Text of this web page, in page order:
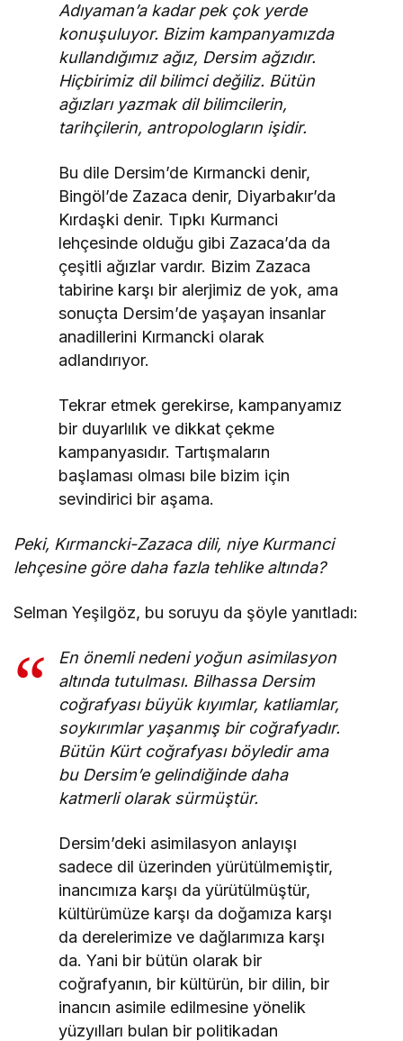
Adıyaman’a kadar pek çok yerde
konuşuluyor. Bizim kampanyamızda
kullandığımız ağız, Dersim ağzıdır.
Hiçbirimiz dil bilimci değiliz. Bütün
ağızları yazmak dil bilimcilerin,
tarihçilerin, antropologların işidir.
Bu dile Dersim’de Kırmancki denir,
Bingöl’de Zazaca denir, Diyarbakır’da
Kırdaşki denir. Tıpkı Kurmanci
lehçesinde olduğu gibi Zazaca’da da
çeşitli ağızlar vardır. Bizim Zazaca
tabirine karşı bir alerjimiz de yok, ama
sonuçta Dersim’de yaşayan insanlar
anadillerini Kırmancki olarak
adlandırıyor.
Tekrar etmek gerekirse, kampanyamız
bir duyarlılık ve dikkat çekme
kampanyasıdır. Tartışmaların
başlaması olması bile bizim için
sevindirici bir aşama.
Peki, Kırmancki-Zazaca dili, niye Kurmanci
lehçesine göre daha fazla tehlike altında?
Selman Yeşilgöz, bu soruyu da şöyle yanıtladı:
En önemli nedeni yoğun asimilasyon
altında tutulması. Bilhassa Dersim
coğrafyası büyük kıyımlar, katliamlar,
soykırımlar yaşanmış bir coğrafyadır.
Bütün Kürt coğrafyası böyledir ama
bu Dersim’e gelindiğinde daha
katmerli olarak sürmüştür.
Dersim’deki asimilasyon anlayışı
sadece dil üzerinden yürütülmemiştir,
inancımıza karşı da yürütülmüştür,
kültürümüze karşı da doğamıza karşı
da derelerimize ve dağlarımıza karşı
da. Yani bir bütün olarak bir
coğrafyanın, bir kültürün, bir dilin, bir
inancın asimile edilmesine yönelik
yüzyılları bulan bir politikadan